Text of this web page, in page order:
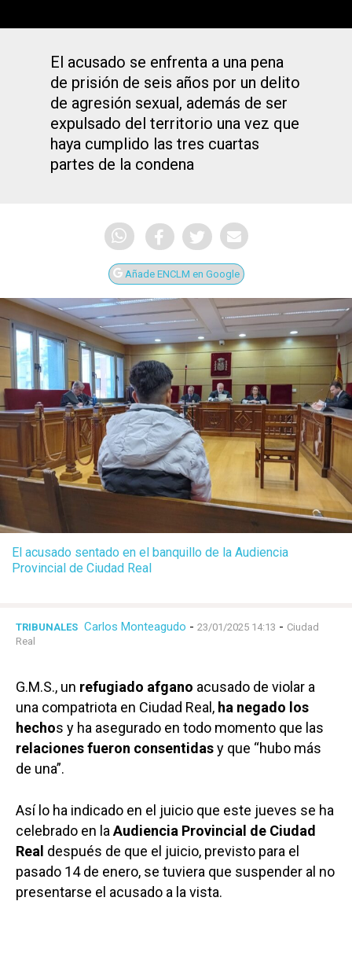
El acusado se enfrenta a una pena
de prisión de seis años por un delito
de agresión sexual, además de ser
expulsado del territorio una vez que
haya cumplido las tres cuartas
partes de la condena
Añade ENCLM en Google
El acusado sentado en el banquillo de la Audiencia
Provincial de Ciudad Real
TRIBUNALES Carlos Monteagudo - 23/01/2025 14:13 - Ciudad
Real
G.M.S., un refugiado afgano acusado de violar a
una compatriota en Ciudad Real, ha negado los
hechos y ha asegurado en todo momento que las
relaciones fueron consentidasy que “hubo más
de una”.
Así lo ha indicado en el juicio que este jueves se ha
celebrado en la Audiencia Provincial de Ciudad
Real después de que el juicio, previsto para el
pasado 14 de enero, se tuviera que suspender al no
presentarse el acusado a la vista.